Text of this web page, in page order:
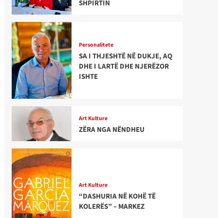
SHPIRTIN
Personalitete
SA I THJESHTË NË DUKJE, AQ
DHE I LARTË DHE NJERËZOR
ISHTE
Art Kulture
ZËRA NGA NËNDHEU
Art Kulture
“DASHURIA NË KOHË TË
KOLERËS” – MARKEZ